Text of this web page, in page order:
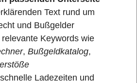
Text rund um
und Bußgelder
Keywords wie
, Bußgeldkatalog,
Ladezeiten und